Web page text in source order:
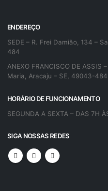
ENDEREÇO
SEDE – R. Frei Damião, 134 –
484
ANEXO FRANCISCO DE ASSIS
Maria, Aracaju – SE, 49043-484
HORÁRIO DE FUNCIONAMENTO
SEGUNDA A SEXTA – DAS 7H
SIGA NOSSAS REDES